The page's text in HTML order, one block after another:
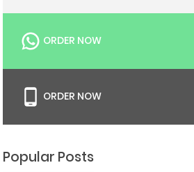
ORDER NOW
ORDER NOW
Popular Posts